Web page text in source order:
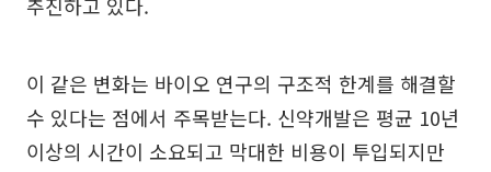
이 같은 변화는 바이오 연구의 구조적 한계를 해결할
수 있다는 점에서 주목받는다. 신약개발은 평균 10년
이상의 시간이 소요되고 막대한 비용이 투입되지만